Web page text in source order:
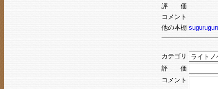
評 価
コメント
他の本棚
カテゴリ
評 価
コメント